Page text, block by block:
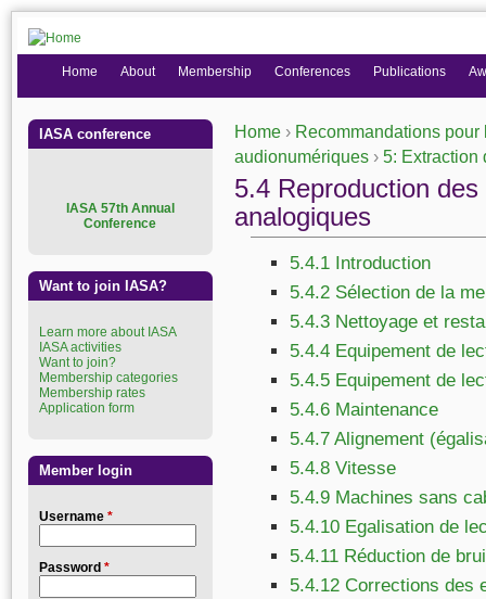
You are here
Home › Recommandations
audionumériques › 5: Extraction
5.4 Reproduction
analogiques
5.4.1 Introduction
5.4.2 Sélection de la
5.4.3 Nettoyage et
5.4.4 Equipement de
5.4.5 Equipement de
5.4.6 Maintenance
5.4.7 Alignement
5.4.8 Vitesse
5.4.9 Machines sans
5.4.10 Egalisation de
5.4.11 Réduction de
5.4.12 Corrections des
Home About Membership Conferences Publications
IASA conference
ASA 57th Annual
Conference
Want to join IASA?
Learn more about IASA
IASA activities
Want to join?
Membership categories
Membership rates
Application form
Member login
Username *
Password *